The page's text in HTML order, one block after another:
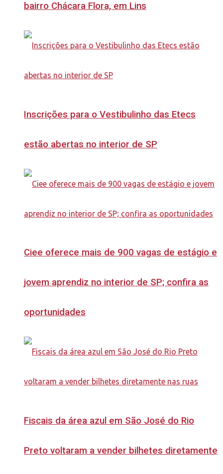
bairro Chácara Flora, em Lins
Inscrições para o Vestibulinho das Etecs
estão abertas no interior de SP
Ciee oferece mais de 900 vagas de estágio e
jovem aprendiz no interior de SP; confira as
oportunidades
Fiscais da área azul em São José do Rio
Preto voltaram a vender bilhetes diretamente